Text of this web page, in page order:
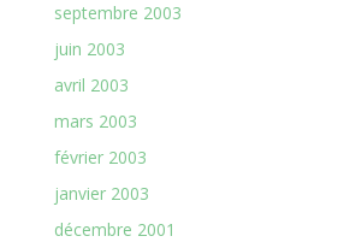
septembre 2003
juin 2003
avril 2003
mars 2003
février 2003
janvier 2003
décembre 2001